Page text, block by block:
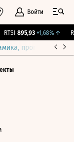
Войти
RTSI 895,93 +1,68%↑
прогнозы